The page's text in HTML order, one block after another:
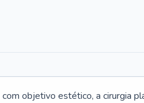
objetivo estético, a cirurgia